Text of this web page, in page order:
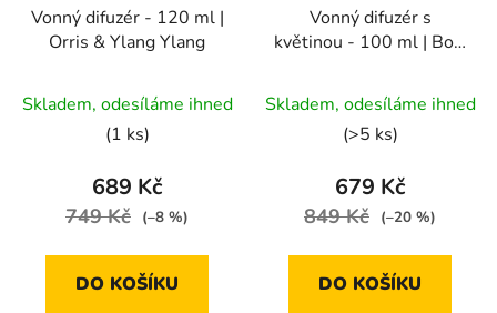
Vonný difuzér - 120 ml |
Orris & Ylang Ylang
Skladem, odesíláme ihned
(1 ks)
689 Kč
749 Kč (–8 %)
DO KOŠÍKU
Vonný difuzér s
květinou - 100 ml | Bois
Skladem, odesíláme ihned
(>5 ks)
679 Kč
849 Kč (–20 %)
DO KOŠÍKU